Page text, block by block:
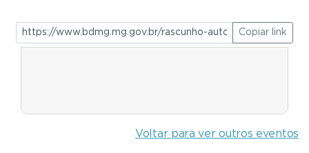
Copiar link
Voltar para ver outros eventos